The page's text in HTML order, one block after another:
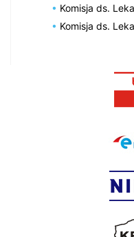
Komisja ds.
Komisja ds.